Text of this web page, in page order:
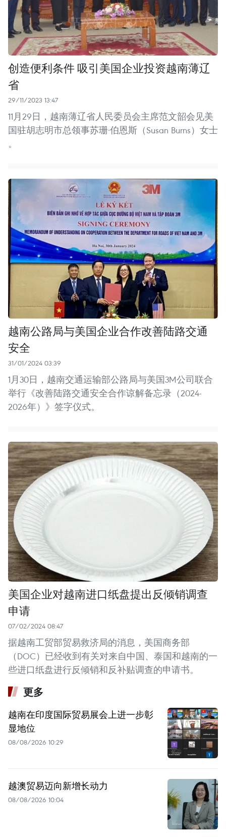
创造便利条件 吸引美国企业投资越南薄辽
省
29/11/2023 13:47
11月29日，越南薄辽省人民委员会主席范文韶会见美
国驻胡志明市总领事苏珊·伯恩斯（Susan Burns）女士
。
越南公路局与美国企业合作改善陆路交通
安全
31/01/2024 03:39
1月30日，越南交通运输部公路局与美国3M公司联合
举行《改善陆路交通安全合作谅解备忘录（2024-
2026年）》签字仪式。
美国企业对越南进口纸盘提出反倾销调查
申请
07/02/2024 08:47
据越南工贸部贸易救济局的消息，美国商务部
（DOC）已经收到有关对来自中国、泰国和越南的一
些进口纸盘进行反倾销和反补贴调查的申请书。
更多
越南在印度国际贸易展会上进一步彰
显地位
08/08/2026 10:29
越澳贸易迈向新增长动力
08/08/2026 10:04